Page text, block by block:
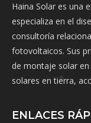
Haina Solar es una
especializa en el
consultoría
fotovoltaicos. Sus
de montaje solar
solares en tierra,
ENLACES